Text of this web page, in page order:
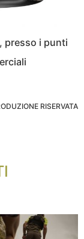
presso i punti
RISERVATA